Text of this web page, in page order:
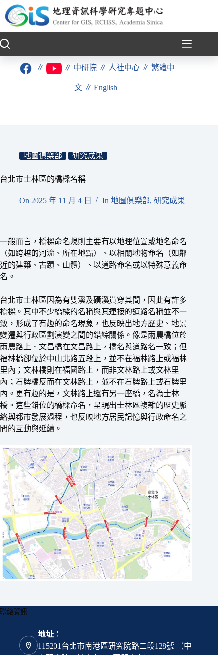
至
要
∥ ∥ 中研院 ∥ 人社中心 ∥繁體中
文 ∥English
地圖俱樂部 研究成果
台北市士林區的橋樑名稱
On 2025 年 11 月 4 日 In 地圖俱樂部, 研究成果
一般而言，橋樑命名規則主要有以地理位置或地名命名
（如跨越的河流、所在地點）、以相關地物命名（如鄰
近的建築、古蹟、山體）、以道路命名或以特殊意義命
名。
台北市士林區因為有雙溪及磺溪貫穿其間，因此有許多
橋樑。其中不少橋樑的名稱與其連接的道路名稱並不一
致，形成了有趣的命名現象，也反映出地方歷史、地景
變遷與行政區劃演變之間的錯綜關係。像是雨農橋位於
雨農路上、文昌橋在文昌路上，橋名與道路名一致；但
福林橋卻位於中山北路五段上，並不在福林路上或福林
里內；文林橋則在福國路上，而非文林路上或文林里
內；石牌橋反而在文林路上，並不在石牌路上或石牌里
內。更有趣的是，文林路上還有另一座橋，名為士林
橋。這些錯位的橋樑命名，呈現出士林區複雜的歷史脈
絡與都市發展過程，也反映地方居民記憶與行政命名之
間的互動與延續。
聯絡資訊
地址：
115201台北市南港區研究院路二段128號 （中